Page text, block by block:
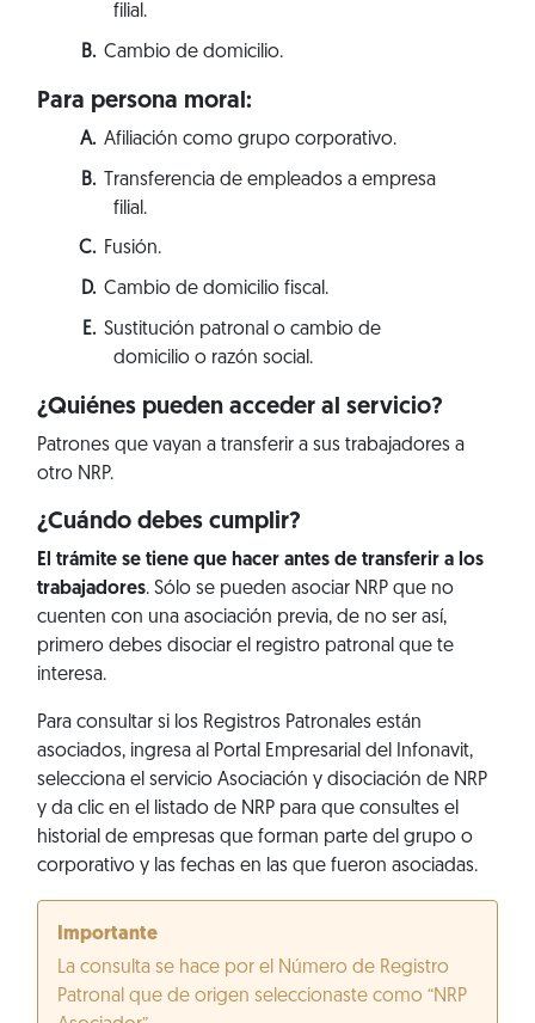
filial.
Cambio de domicilio.
Para persona moral:
Afiliación como grupo corporativo.
Transferencia de empleados a empresa
filial.
Fusión.
Cambio de domicilio fiscal.
Sustitución patronal o cambio de
domicilio o razón social.
¿Quiénes pueden acceder al servicio?
Patrones que vayan a transferir a sus trabajadores a
otro NRP.
¿Cuándo debes cumplir?
El trámite se tiene que hacer antes de transferir a los
trabajadores. Sólo se pueden asociar NRP que no
cuenten con una asociación previa, de no ser así,
primero debes disociar el registro patronal que te
interesa.
Para consultar si los Registros Patronales están
asociados, ingresa al Portal Empresarial del Infonavit,
selecciona el servicio Asociación y disociación de NRP
y da clic en el listado de NRP para que consultes el
historial de empresas que forman parte del grupo o
corporativo y las fechas en las que fueron asociadas.
Importante
La consulta se hace por el Número de Registro
Patronal que de origen seleccionaste como “NRP